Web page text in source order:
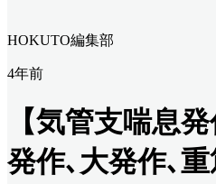
HOKUTO編集部
4年前
【気管支喘息
発作､大発作､